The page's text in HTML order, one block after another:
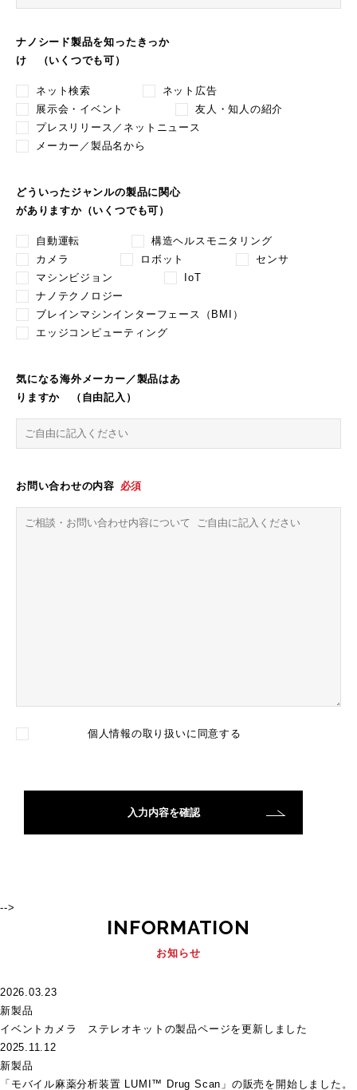
ナノシード製品を知ったきっか
け （いくつでも可）
ネット検索
ネット広告
展示会・イベント
友人・知人の紹介
プレスリリース／ネットニュース
メーカー／製品名から
どういったジャンルの製品に関心
がありますか（いくつでも可）
自動運転
構造ヘルスモニタリング
カメラ
ロボット
センサ
マシンビジョン
IoT
ナノテクノロジー
ブレインマシンインターフェース（BMI）
エッジコンピューティング
気になる海外メーカー／製品はあ
りますか （自由記入）
お問い合わせの内容 必須
個人情報の取り扱いに同意する
-->
INFORMATION
お知らせ
2026.03.23
新製品
イベントカメラ ステレオキットの製品ページを更新しました
2025.11.12
新製品
「モバイル麻薬分析装置 LUMI™ Drug Scan」の販売を開始しました。